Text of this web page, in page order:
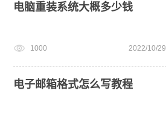
新手如何重装电脑系统win7
电脑重装系统大概多少钱
1000 2022/10/29
电子邮箱格式怎么写教程